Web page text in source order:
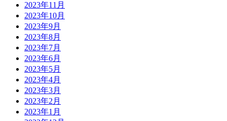
2023年11月
2023年10月
2023年9月
2023年8月
2023年7月
2023年6月
2023年5月
2023年4月
2023年3月
2023年2月
2023年1月